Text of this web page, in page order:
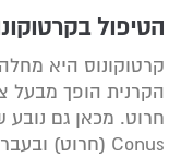
הטיפול
קרטוקונוס היא
הקרנית הופך מבעל
Conus (חרוט) ובעברית: “קרנית חרוטית” או “ניוון קרנית”.